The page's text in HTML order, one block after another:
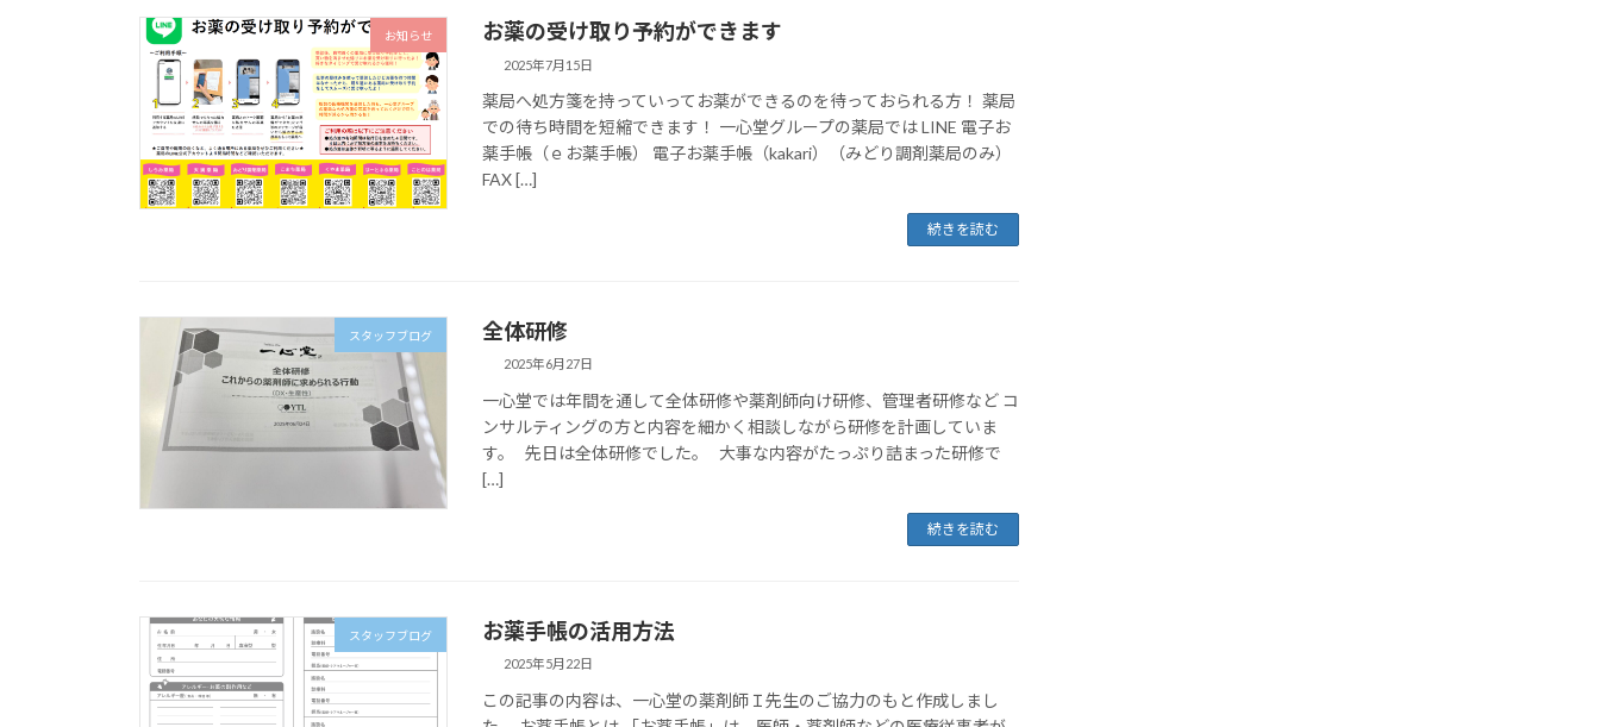
お知らせ お薬の受け取り予約ができます
2025年7月15日
薬局へ処方箋を持っていってお薬ができるのを待っておられる方！ 薬局
での待ち時間を短縮できます！ 一心堂グループの薬局では LINE 電子お
薬手帳（ｅお薬手帳） 電子お薬手帳（kakari）（みどり調剤薬局のみ）
FAX […]
続きを読む
スタッフブログ 全体研修
2025年6月27日
一心堂では年間を通して全体研修や薬剤師向け研修、管理者研修など コ
ンサルティングの方と内容を細かく相談しながら研修を計画していま
す。 先日は全体研修でした。 大事な内容がたっぷり詰まった研修で
[…]
続きを読む
スタッフブログ お薬手帳の活用方法
2025年5月22日
この記事の内容は、一心堂の薬剤師Ｉ先生のご協力のもと作成しまし